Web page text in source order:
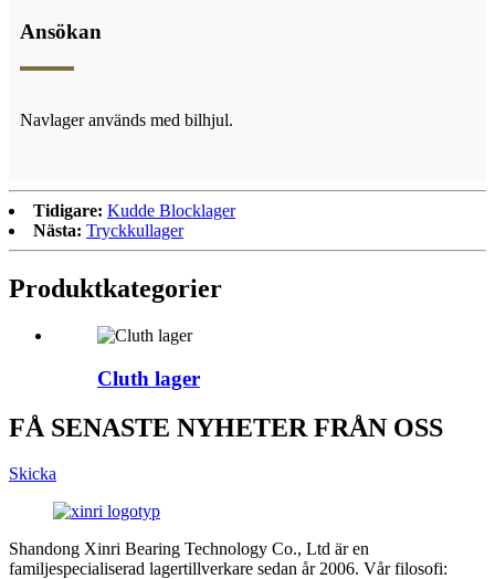
Ansökan
Navlager används med bilhjul.
Tidigare: Kudde Blocklager
Nästa: Tryckkullager
Produktkategorier
Cluth lager
FÅ SENASTE NYHETER FRÅN OSS
Skicka
Shandong Xinri Bearing Technology Co., Ltd är en
familjespecialiserad lagertillverkare sedan år 2006. Vår filosofi: